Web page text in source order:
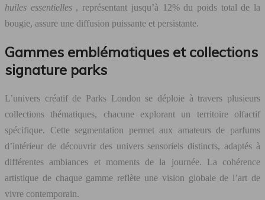
huiles essentielles , représentant jusqu’à 12% du poids total de la
bougie, assure une diffusion puissante et persistante.
Gammes emblématiques et collections
signature parks
L’univers créatif de Parks London se déploie à travers plusieurs
collections thématiques, chacune explorant un territoire olfactif
spécifique. Cette segmentation permet aux amateurs de parfums
d’intérieur de découvrir des univers sensoriels distincts, adaptés à
différentes ambiances et moments de la journée. La cohérence
artistique de chaque gamme reflète une vision globale de l’art de
vivre contemporain.